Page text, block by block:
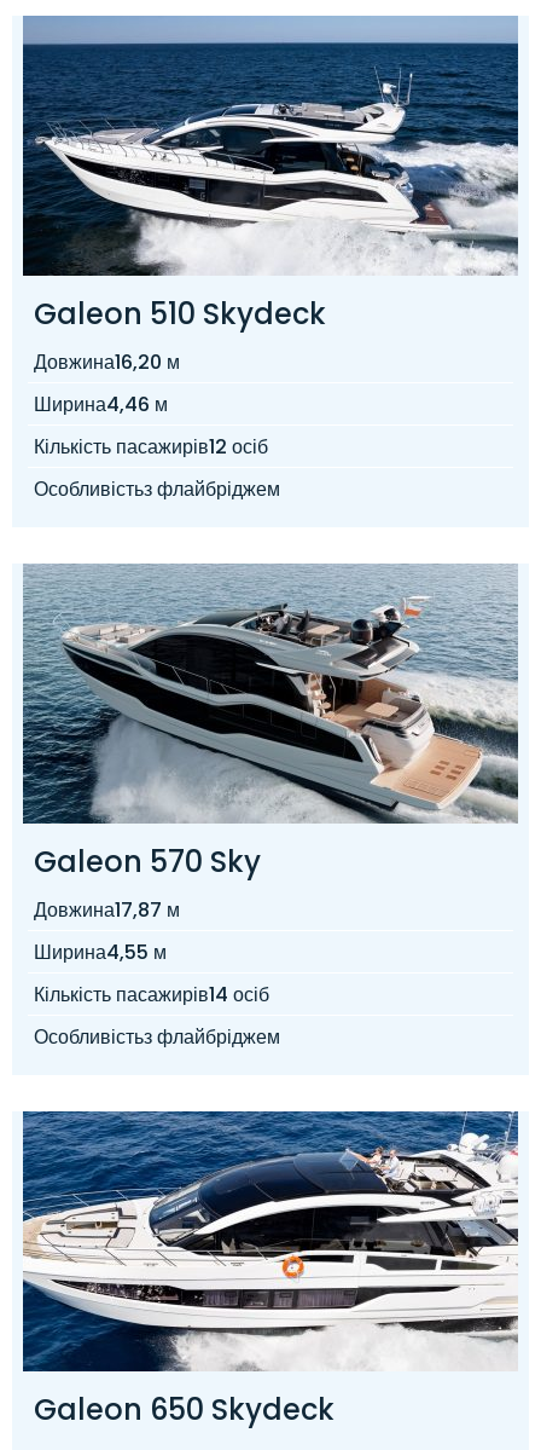
Galeon 510 Skydeck
Довжина16,20 м
Ширина4,46 м
Кількість пасажирів12 осіб
Особливістьз флайбріджем
Galeon 570 Sky
Довжина17,87 м
Ширина4,55 м
Кількість пасажирів14 осіб
Особливістьз флайбріджем
Galeon 650 Skydeck